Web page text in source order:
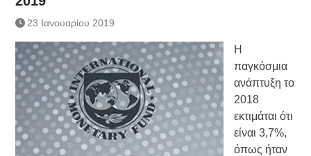
Συναλλάγματος &
Τραπεζογραμματίων 7-3-2019
Ημερήσιο Δελτίο Τιμών
Συναλλάγματος &
Τραπεζογραμματίων 4-3-2019
Κάθοδος αγροτών
Δικαιοσύνη
23 Ιανουαρίου 2019
Η
παγκόσμια
ανάπτυξη το
2018
εκτιμάται ότι
είναι 3,7%,
όπως ήταν